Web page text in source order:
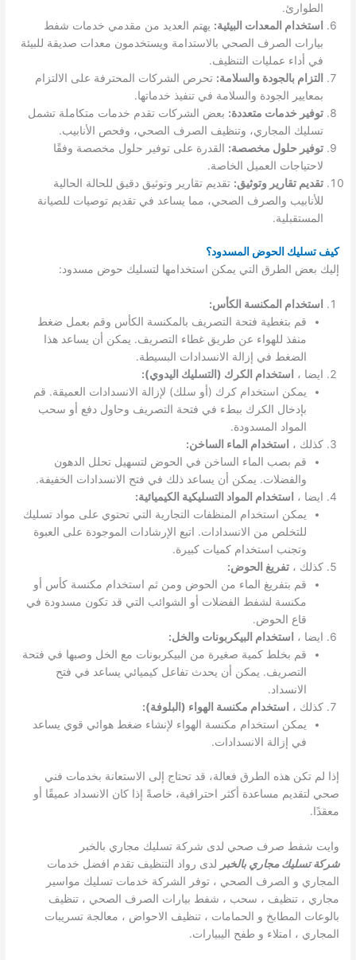
الطوارئ.
استخدام المعدات البيئية: يهتم العديد من مقدمي خدمات شفط
بيارات الصرف الصحي بالاستدامة ويستخدمون معدات صديقة للبيئة
في أداء عمليات التنظيف.
التزام بالجودة والسلامة: تحرص الشركات المحترفة على الالتزام
بمعايير الجودة والسلامة في تنفيذ خدماتها.
توفير خدمات متعددة: بعض الشركات تقدم خدمات متكاملة تشمل
تسليك المجاري، وتنظيف الصرف الصحي، وفحص الأنابيب.
توفير حلول مخصصة: القدرة على توفير حلول مخصصة وفقًا
لاحتياجات العميل الخاصة.
تقديم تقارير وتوثيق: تقديم تقارير وتوثيق دقيق للحالة الحالية
للأنابيب والصرف الصحي، مما يساعد في تقديم توصيات للصيانة
المستقبلية.
كيف تسليك الحوض المسدود؟
إليك بعض الطرق التي يمكن استخدامها لتسليك حوض مسدود:
استخدام المكنسة الكأس:
قم بتغطية فتحة التصريف بالمكنسة الكأس وقم بعمل ضغط
منفذ للهواء عن طريق غطاء التصريف. يمكن أن يساعد هذا
الضغط في إزالة الانسدادات البسيطة.
ايضا ،
استخدام الكرك (التسليك اليدوي):
يمكن استخدام كرك (أو سلك) لإزالة الانسدادات العميقة. قم
بإدخال الكرك ببطء في فتحة التصريف وحاول دفع أو سحب
المواد المسدودة.
كذلك ،
استخدام الماء الساخن:
قم بصب الماء الساخن في الحوض لتسهيل تحلل الدهون
والفضلات. يمكن أن يساعد ذلك في فتح الانسدادات الخفيفة.
ايضا ،
استخدام المواد التسليكية الكيميائية:
يمكن استخدام المنظفات التجارية التي تحتوي على مواد تسليك
للتخلص من الانسدادات. اتبع الإرشادات الموجودة على العبوة
وتجنب استخدام كميات كبيرة.
كذلك ،تفريغ الحوض:
قم بتفريغ الماء من الحوض ومن ثم استخدام مكنسة كأس أو
مكنسة لشفط الفضلات أو الشوائب التي قد تكون مسدودة في
قاع الحوض.
ايضا ،
استخدام البيكربونات والخل:
قم بخلط كمية صغيرة من البيكربونات مع الخل وصبها في فتحة
التصريف. يمكن أن يحدث تفاعل كيميائي يساعد في فتح
الانسداد.
كذلك ،
استخدام مكنسة الهواء (البلوفة):
يمكن استخدام مكنسة الهواء لإنشاء ضغط هوائي قوي يساعد
في إزالة الانسدادات.
إذا لم تكن هذه الطرق فعالة، قد تحتاج إلى الاستعانة بخدمات فني
صحي لتقديم مساعدة أكثر احترافية، خاصةً إذا كان الانسداد عميقًا أو
معقدًا.
وايت شفط صرف صحي لدى شركة تسليك مجاري بالخبر
شركة تسليك مجاري بالخبر لدى رواد التنظيف تقدم افضل خدمات
المجاري و الصرف الصحي ، توفر الشركة خدمات تسليك مواسير
مجاري ، تنظيف ، سحب ، شفط بيارات الصرف الصحي ، تنظيف
بالوعات المطابخ و الحمامات ، تنظيف الاحواض ، معالجة تسريبات
المجاري ، امتلاء و طفح اليبيارات.